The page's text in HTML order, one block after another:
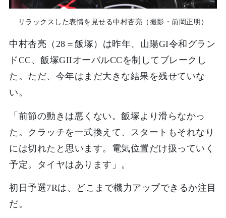
リラックスした表情を見せる中村杏亮（撮影・前岡正明）
中村杏亮（28＝飯塚）は昨年、山陽GI令和グラン
ドCC、飯塚GIIオーバルCCを制してブレークし
た。ただ、今年はまだ大きな結果を残せていな
い。
「前節の動きは悪くない。飯塚より滑らなかっ
た。クラッチを一式換えて、スタートもそれなり
には切れたと思います。電気位置だけ扱っていく
予定。タイヤはあります」。
初日予選7Rは、どこまで機力アップできるか注目
だ。